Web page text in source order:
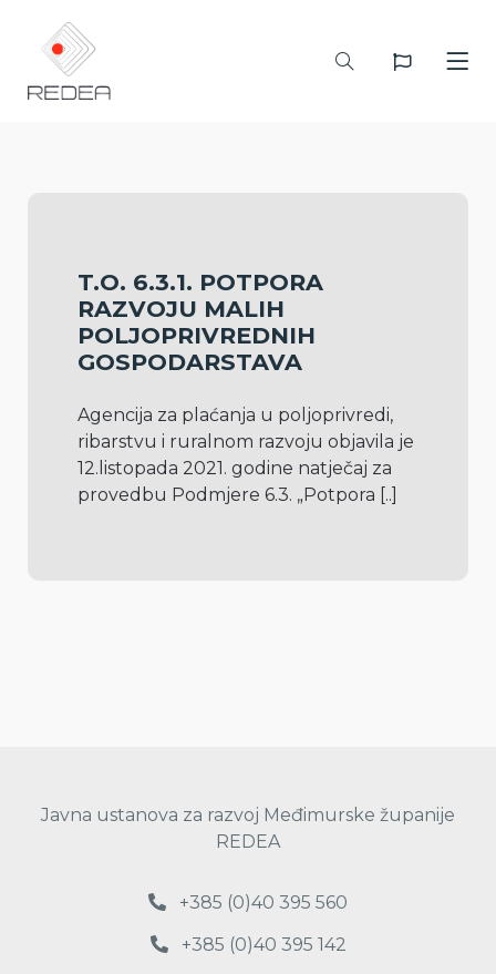
T.O. 6.3.1. POTPORA
RAZVOJU MALIH
POLJOPRIVREDNIH
GOSPODARSTAVA
Agencija za plaćanja u poljoprivredi,
ribarstvu i ruralnom razvoju objavila je
12.listopada 2021. godine natječaj za
provedbu Podmjere 6.3. „Potpora [..]
Javna ustanova za razvoj Međimurske županije
REDEA
+385 (0)40 395 560
+385 (0)40 395 142